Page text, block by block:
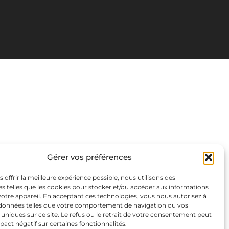
Gérer vos préférences
offrir la meilleure expérience possible, nous utilisons des
telles que les cookies pour stocker et/ou accéder aux informations
appareil. En acceptant ces technologies, vous nous autorisez à
telles que votre comportement de navigation ou vos
sur ce site. Le refus ou le retrait de votre consentement peut
négatif sur certaines fonctionnalités.